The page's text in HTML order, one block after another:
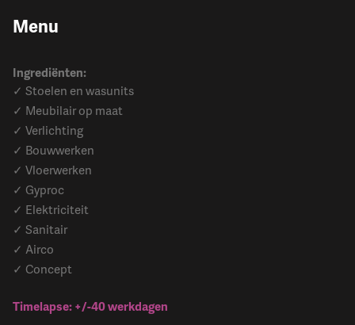
Menu
Ingrediënten:
✓ Stoelen en wasunits
✓ Meubilair op maat
✓ Verlichting
✓ Bouwwerken
✓ Vloerwerken
✓ Gyproc
✓ Elektriciteit
✓ Sanitair
✓ Airco
✓ Concept
Timelapse: +/-40 werkdagen